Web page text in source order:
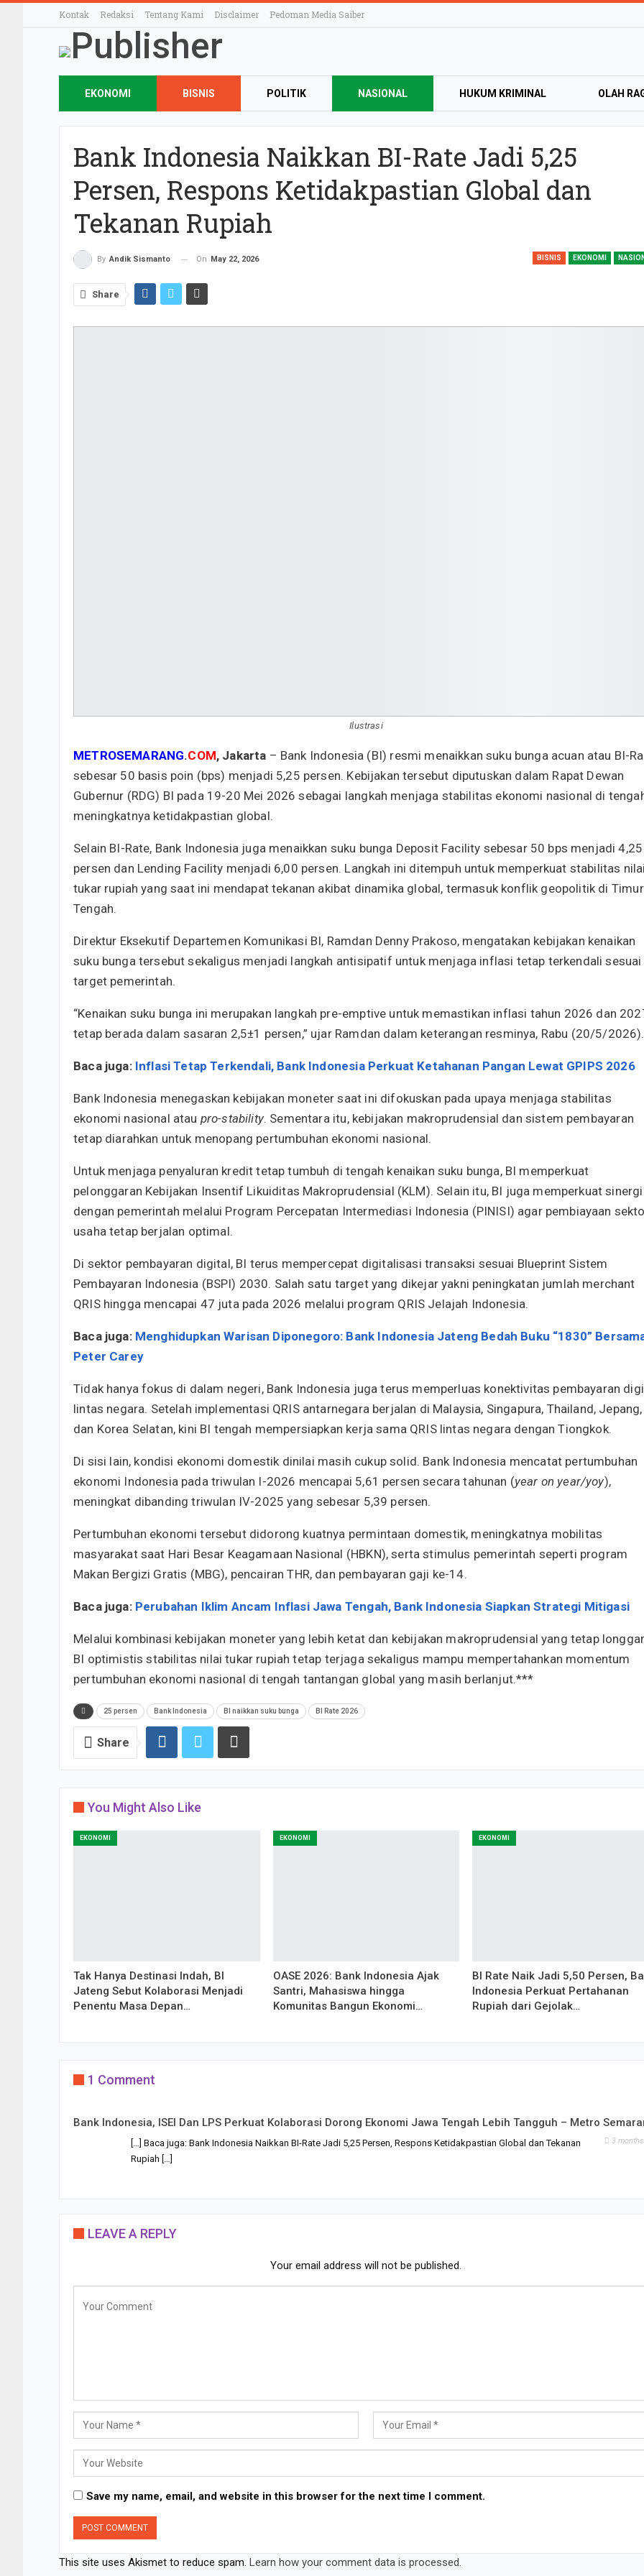
Kontak Redaksi Tentang Kami Disclaimer Pedoman Media Saiber
EKONOMI BISNIS POLITIK NASIONAL HUKUM KRIMINAL OLAH
KULINER
Bank Indonesia Naikkan BI-Rate Jadi 5,25
Persen, Respons Ketidakpastian Global dan
Tekanan Rupiah
BISNIS EKONOMI
By Andik Sismanto On May 22, 2026
Share
Ilustrasi
METROSEMARANG.COM, Jakarta – Bank Indonesia (BI) resmi menaikkan suku bunga acuan atau BI-
sebesar 50 basis poin (bps) menjadi 5,25 persen. Kebijakan tersebut diputuskan dalam Rapat Dewan
Gubernur (RDG) BI pada 19-20 Mei 2026 sebagai langkah menjaga stabilitas ekonomi nasional di
meningkatnya ketidakpastian global.
Selain BI-Rate, Bank Indonesia juga menaikkan suku bunga Deposit Facility sebesar 50 bps menjadi 4,25
persen dan Lending Facility menjadi 6,00 persen. Langkah ini ditempuh untuk memperkuat stabilitas
tukar rupiah yang saat ini mendapat tekanan akibat dinamika global, termasuk konflik geopolitik di Timur
Tengah.
Direktur Eksekutif Departemen Komunikasi BI, Ramdan Denny Prakoso, mengatakan kebijakan kenaikan
suku bunga tersebut sekaligus menjadi langkah antisipatif untuk menjaga inflasi tetap terkendali sesuai
target pemerintah.
“Kenaikan suku bunga ini merupakan langkah pre-emptive untuk memastikan inflasi tahun 2026 dan
tetap berada dalam sasaran 2,5±1 persen,” ujar Ramdan dalam keterangan resminya, Rabu (20/5/2026).
Baca juga: Inflasi Tetap Terkendali, Bank Indonesia Perkuat Ketahanan Pangan Lewat GPIPS 2026
Bank Indonesia menegaskan kebijakan moneter saat ini difokuskan pada upaya menjaga stabilitas
ekonomi nasional atau pro-stability. Sementara itu, kebijakan makroprudensial dan sistem pembayaran
tetap diarahkan untuk menopang pertumbuhan ekonomi nasional.
Untuk menjaga penyaluran kredit tetap tumbuh di tengah kenaikan suku bunga, BI memperkuat
pelonggaran Kebijakan Insentif Likuiditas Makroprudensial (KLM). Selain itu, BI juga memperkuat sinergi
dengan pemerintah melalui Program Percepatan Intermediasi Indonesia (PINISI) agar pembiayaan
usaha tetap berjalan optimal.
Di sektor pembayaran digital, BI terus mempercepat digitalisasi transaksi sesuai Blueprint Sistem
Pembayaran Indonesia (BSPI) 2030. Salah satu target yang dikejar yakni peningkatan jumlah merchant
QRIS hingga mencapai 47 juta pada 2026 melalui program QRIS Jelajah Indonesia.
Baca juga: Menghidupkan Warisan Diponegoro: Bank Indonesia Jateng Bedah Buku “1830”
Peter Carey
Tidak hanya fokus di dalam negeri, Bank Indonesia juga terus memperluas konektivitas pembayaran
lintas negara. Setelah implementasi QRIS antarnegara berjalan di Malaysia, Singapura, Thailand, Jepang,
dan Korea Selatan, kini BI tengah mempersiapkan kerja sama QRIS lintas negara dengan Tiongkok.
Di sisi lain, kondisi ekonomi domestik dinilai masih cukup solid. Bank Indonesia mencatat pertumbuhan
ekonomi Indonesia pada triwulan I-2026 mencapai 5,61 persen secara tahunan (year on year/yoy),
meningkat dibanding triwulan IV-2025 yang sebesar 5,39 persen.
Pertumbuhan ekonomi tersebut didorong kuatnya permintaan domestik, meningkatnya mobilitas
masyarakat saat Hari Besar Keagamaan Nasional (HBKN), serta stimulus pemerintah seperti program
Makan Bergizi Gratis (MBG), pencairan THR, dan pembayaran gaji ke-14.
Baca juga: Perubahan Iklim Ancam Inflasi Jawa Tengah, Bank Indonesia Siapkan Strategi Mitigasi
Melalui kombinasi kebijakan moneter yang lebih ketat dan kebijakan makroprudensial yang tetap
BI optimistis stabilitas nilai tukar rupiah tetap terjaga sekaligus mampu mempertahankan momentum
pertumbuhan ekonomi nasional di tengah tantangan global yang masih berlanjut.***
25 persen Bank Indonesia BI naikkan suku bunga BI Rate 2026
Share
You Might Also Like
EKONOMI
Tak Hanya Destinasi Indah, BI
Jateng Sebut Kolaborasi Menjadi
Penentu Masa Depan…
EKONOMI
OASE 2026: Bank Indonesia Ajak
Santri, Mahasiswa hingga
Komunitas Bangun Ekonomi…
EKONOMI
BI Rate Naik Jadi 5,50 Persen,
Indonesia Perkuat Pertahanan
Rupiah dari Gejolak…
1 Comment
Bank Indonesia, ISEI Dan LPS Perkuat Kolaborasi Dorong Ekonomi Jawa Tengah Lebih Tangguh – Metro
3
[…] Baca juga: Bank Indonesia Naikkan BI-Rate Jadi 5,25 Persen, Respons Ketidakpastian Global dan Tekanan
Rupiah […]
LEAVE A REPLY
Your email address will not be published.
Save my name, email, and website in this browser for the next time I comment.
This site uses Akismet to reduce spam. Learn how your comment data is processed.